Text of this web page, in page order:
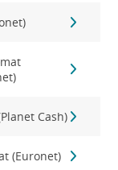
Cash)
(Euronet)